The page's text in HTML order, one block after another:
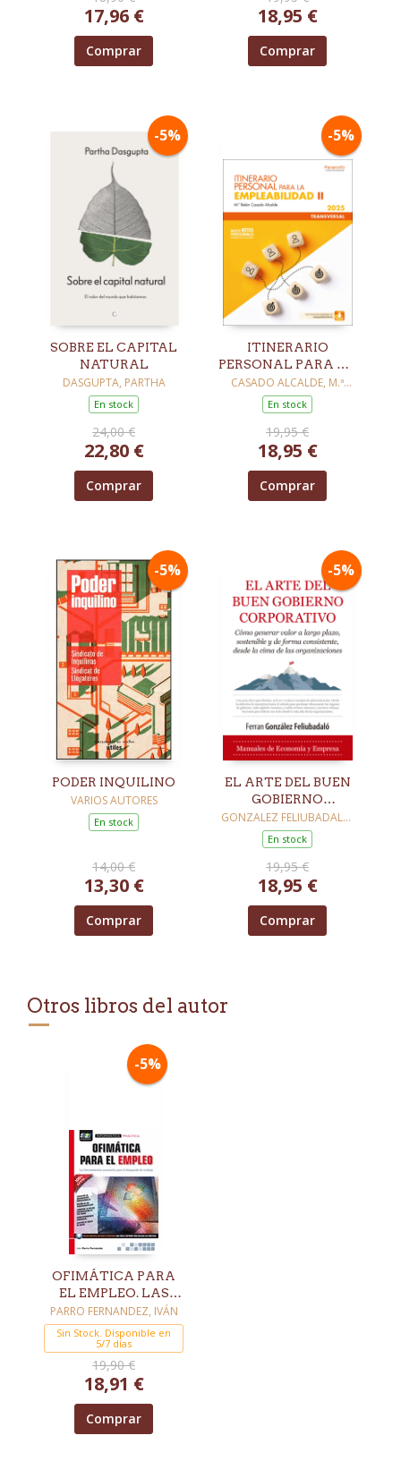
17,96 €
Comprar
18,95 €
Comprar
-5%
SOBRE EL CAPITAL
NATURAL
DASGUPTA, PARTHA
En stock
24,00 €
22,80 €
Comprar
-5%
ITINERARIO
PERSONAL PARA LA
EMPLEABILIDAD II
CASADO ALCALDE, M.ª
BELÉN
En stock
19,95 €
18,95 €
Comprar
-5%
PODER INQUILINO
VARIOS AUTORES
En stock
14,00 €
13,30 €
Comprar
-5%
EL ARTE DEL BUEN
GOBIERNO
CORPORATIVO
GONZALEZ FELIUBADALO,
FERRAN
En stock
19,95 €
18,95 €
Comprar
Otros libros del autor
-5%
OFIMÁTICA PARA
EL EMPLEO. LAS
HERRAMIENTAS
NECESARIAS PARA
LA BÚSQUEDA DE
TRABAJO
PARRO FERNANDEZ, IVÁN
Sin Stock. Disponible en
5/7 días
19,90 €
18,91 €
Comprar